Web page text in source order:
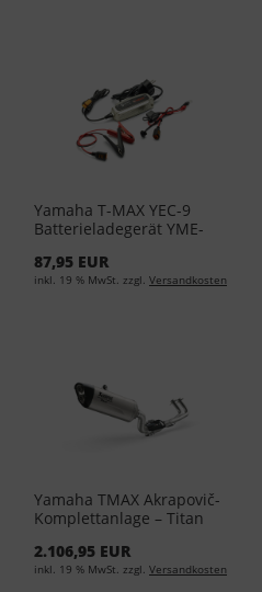
Yamaha T-MAX YEC-9
Batterieladegerät YME-
87,95 EUR
inkl. 19 % MwSt. zzgl. Versandkosten
Yamaha TMAX Akrapovič-
Komplettanlage – Titan
Titanium
2.106,95 EUR
inkl. 19 % MwSt. zzgl. Versandkosten